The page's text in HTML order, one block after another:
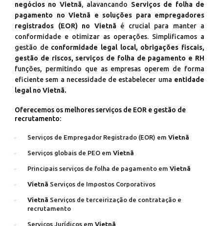
negócios no Vietnã, alavancando Serviços de folha de
pagamento no Vietnã e soluções para empregadores
registrados (EOR) no Vietnãé crucial para manter a
conformidade e otimizar as operações. Simplificamos a
gestão de conformidade legal local, obrigações fiscais,
gestão de riscos, serviços de folha de pagamento e RH
funções, permitindo que as empresas operem de forma
eficiente sem a necessidade de estabelecer uma entidade
legal no Vietnã.
Oferecemos os melhores serviços de EOR e gestão de
recrutamento:
Serviços de Empregador Registrado (EOR) em Vietnã
Serviços globais de PEO em Vietnã
Principais serviços de folha de pagamento em Vietnã
Vietnã Serviços de Impostos Corporativos
Vietnã Serviços de terceirização de contratação e
recrutamento
Serviços Jurídicos em Vietnã